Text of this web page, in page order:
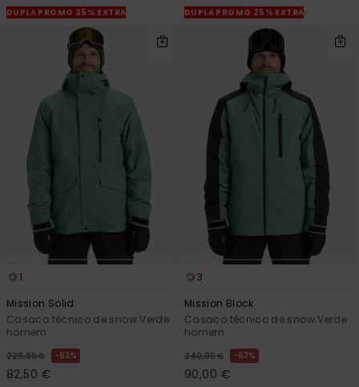
DUPLA PROMO 25% EXTRA
DUPLA PROMO 25% EXTRA
1
Mission Solid
Casaco técnico de snow Verde
homem
220,00 € 63%
82,50 €
3
Mission Block
Casaco técnico de snow Verde
homem
240,00 € 63%
90,00 €